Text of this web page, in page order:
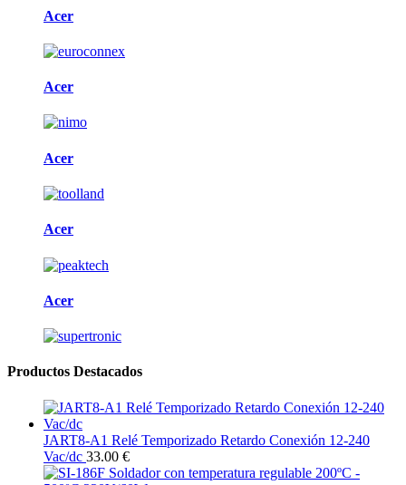
Acer
Acer
Acer
Acer
Acer
Productos Destacados
JART8-A1 Relé Temporizado Retardo Conexión 12-240
Vac/dc 33.00 €